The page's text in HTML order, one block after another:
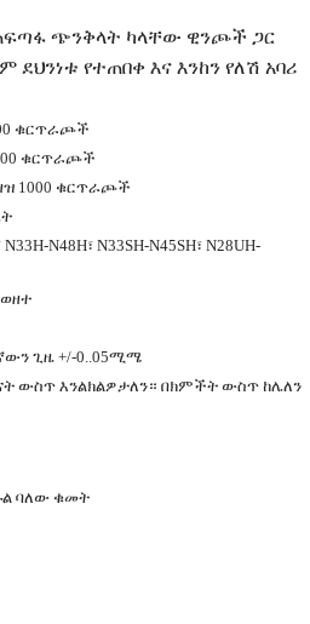
ጭንቅላት ካላቸው ዊንጮች ጋር
የተጠበቀ እና እንከን የለሽ አባሪ
ቁርጥራጮች
ቁርጥራጮች
1000 ቁርጥራጮች
N48H፣ N33SH-N45SH፣ N28UH-
ወዘተ
ጊዜ +/-0..05ሚሜ
ውስጥ እንልክልዎታለን። በክምችት ውስጥ ከሌለን
ባለው ቁመት